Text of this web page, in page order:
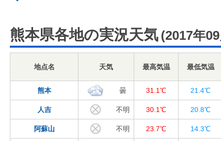
熊本県各地の実況天気 (2017年
地点名 天気 最高気温 最低気温
熊本 曇 31.1℃ 21.4℃
人吉 不明 30.1℃ 20.8℃
阿蘇山 不明 23.7℃ 14.3℃